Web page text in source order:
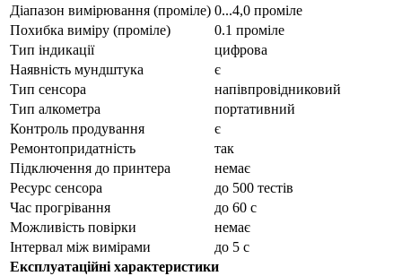
Діапазон вимірювання (проміле) 0...4,0 проміле
Похибка виміру (проміле)
0.1 проміле
Тип індикації
цифрова
Наявність мундштука
є
Тип сенсора
напівпровідниковий
Тип алкометра
портативний
Контроль продування
є
Ремонтопридатність
так
Підключення до принтера
немає
Ресурс сенсора
до 500 тестів
Час прогрівання
до 60 с
Можливість повірки
немає
Інтервал між вимірами
до 5 с
Експлуатаційні характеристики